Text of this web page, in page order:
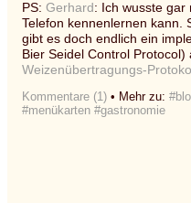
PS: Gerhard : Ich wusste gar
Telefon kennenlernen kann.
gibt es doch endlich ein
Bier Seidel Control Protocol)
Weizenübertragungs-Protokoll
Kommentare (1) • Mehr zu:
#menükarten #gastronomie